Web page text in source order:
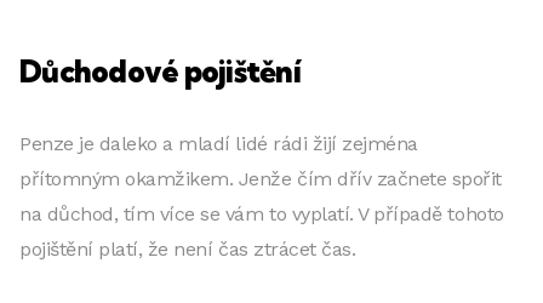
Důchodové pojištění
Penze je daleko a mladí lidé rádi žijí zejména
přítomným okamžikem. Jenže čím dřív začnete spořit
na důchod, tím více se vám to vyplatí. V případě tohoto
pojištění platí, že není čas ztrácet čas.